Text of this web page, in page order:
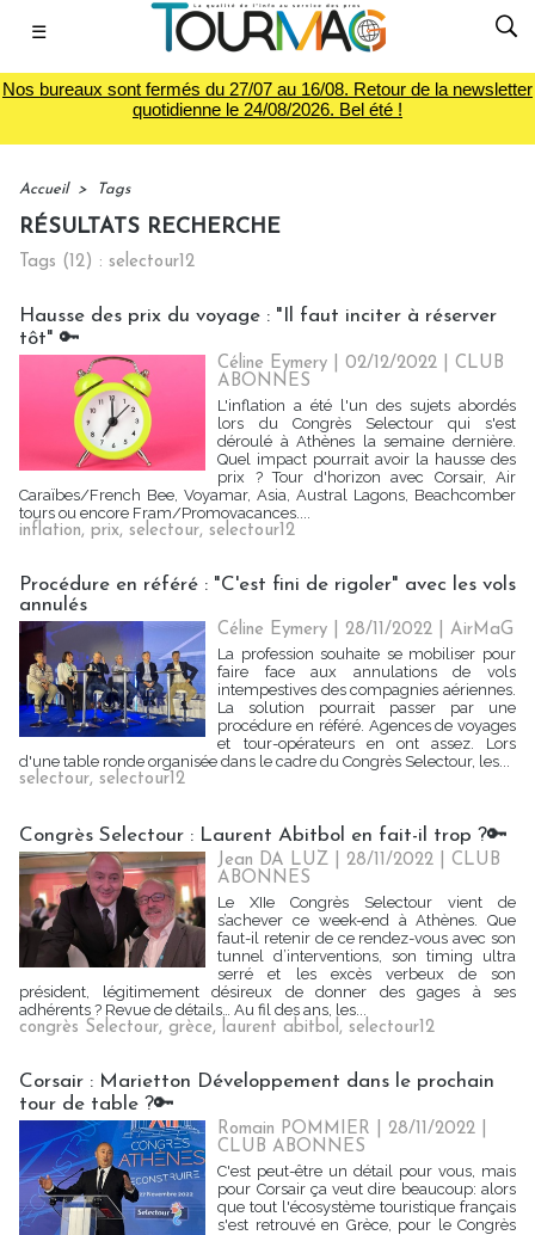
☰
Nos bureaux sont fermés du 27/07 au 16/08. Retour de la newsletter
quotidienne le 24/08/2026. Bel été !
Accueil > Tags
RÉSULTATS RECHERCHE
Tags (12) : selectour12
Hausse des prix du voyage : "Il faut inciter à réserver
tôt" 🔑
Céline Eymery | 02/12/2022 |CLUB
ABONNES
L'inflation a été l'un des sujets abordés
lors du Congrès Selectour qui s'est
déroulé à Athènes la semaine dernière.
Quel impact pourrait avoir la hausse des
prix ? Tour d'horizon avec Corsair, Air
Caraïbes/French Bee, Voyamar, Asia, Austral Lagons, Beachcomber
tours ou encore Fram/Promovacances....
inflation, prix, selectour, selectour12
Procédure en référé : "C'est fini de rigoler" avec les vols
annulés
Céline Eymery | 28/11/2022 |AirMaG
La profession souhaite se mobiliser pour
faire face aux annulations de vols
intempestives des compagnies aériennes.
La solution pourrait passer par une
procédure en référé. Agences de voyages
et tour-opérateurs en ont assez. Lors
d'une table ronde organisée dans le cadre du Congrès Selectour, les...
selectour, selectour12
Congrès Selectour : Laurent Abitbol en fait-il trop ?🔑
Jean DA LUZ | 28/11/2022 |CLUB
ABONNES
Le XIIe Congrès Selectour vient de
s’achever ce week-end à Athènes. Que
faut-il retenir de ce rendez-vous avec son
tunnel d’interventions, son timing ultra
serré et les excès verbeux de son
président, légitimement désireux de donner des gages à ses
adhérents ? Revue de détails… Au fil des ans, les...
congrès Selectour, grèce, laurent abitbol, selectour12
Corsair : Marietton Développement dans le prochain
tour de table ?🔑
Romain POMMIER | 28/11/2022
CLUB ABONNES
C'est peut-être un détail pour vous, mais
pour Corsair ça veut dire beaucoup: alors
que tout l'écosystème touristique français
s'est retrouvé en Grèce, pour le Congrès